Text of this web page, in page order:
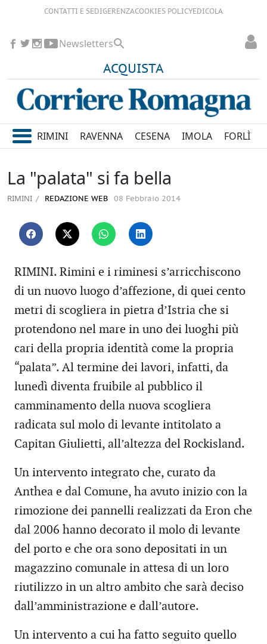
CONTATTI E SEDIGERENZACOOKIES POLICYEDICOLA
ACQUISTA
Newsletters
RIMINI RAVENNA CESENA IMOLA FORLÌ
La "palata" si fa bella
RIMINI REDAZIONE WEB 08 Febbraio 2014
RIMINI. Rimini e i riminesi s’arricchiscono
di un nuovo luogo d’affezione, di quei cento
metri di scogliera in pietra d’Istria che si
protendono nel mare in uno dei luoghi più
cari della propria identità come la propria
“palata”. Al termine dei lavori, infatti, da
lunedì diventa fruibile al pubblico il
camminamento della nuova scogliera
radicata sul molo di levante intitolato a
Capitan Giulietti, all’altezza del Rockisland.
Un intervento integrato che, curato da
Anthea e dal Comune, ha avuto inizio con la
rimozione dei pannelli realizzati da Eron che
dal 2006 hanno decorato il molo di levante
del porto e che ora sono depositati in un
magazzino comunale in attesa di un loro
riutilizzo in un altro ambito che sarà deciso
dall’amministrazione e dall’autore.
Un intervento a cui ha fatto seguito quello